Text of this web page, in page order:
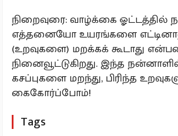
நிறைவுரை: வாழ்க்கை ஓட்டத்தில்
எத்தனையோ உயரங்களை
(உறவுகளை) மறக்கக் கூடாது
நினைவூட்டுகிறது. இந்த
கசப்புகளை மறந்து, பிரிந்த
கைகோர்ப்போம்!
Tags